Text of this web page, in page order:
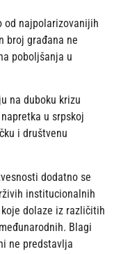
od najpolarizovanijih
broj građana ne
poboljšanja u
na duboku krizu
u srpskoj
i društvenu
dodatno se
institucionalnih
dolaze iz različitih
Blagi
ne predstavlja